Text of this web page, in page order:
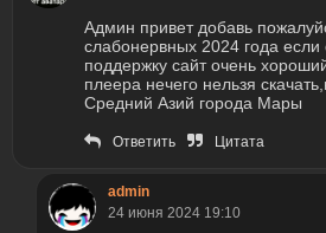
Админ привет добавь
слабонервных 2024 года если
поддержку сайт очень
плеера нечего нельзя
Средний Азий города Мары
Ответить Цитата
admin
24 июня 2024 19:10